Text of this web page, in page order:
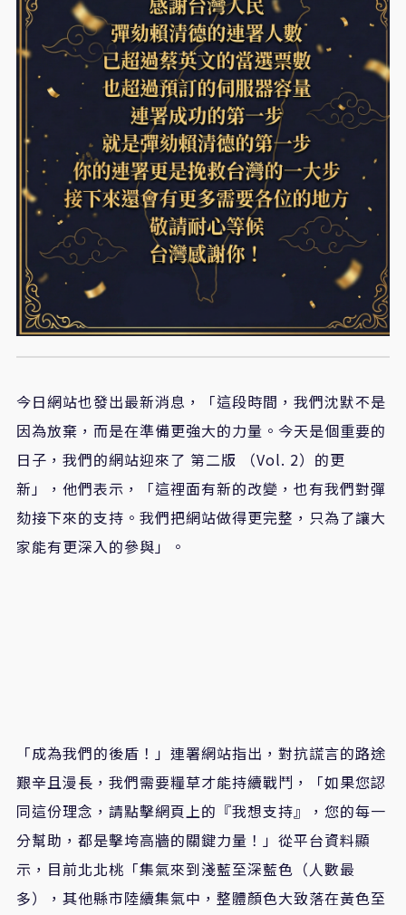
今日網站也發出最新消息，「這段時間，我們沈默不是
因為放棄，而是在準備更強大的力量。今天是個重要的
日子，我們的網站迎來了 第二版 （Vol. 2）的更
新」，他們表示，「這裡面有新的改變，也有我們對彈
劾接下來的支持。我們把網站做得更完整，只為了讓大
家能有更深入的參與」。
「成為我們的後盾！」連署網站指出，對抗謊言的路途
艱辛且漫長，我們需要糧草才能持續戰鬥，「如果您認
同這份理念，請點擊網頁上的『我想支持』，您的每一
分幫助，都是擊垮高牆的關鍵力量！」從平台資料顯
示，目前北北桃「集氣來到淺藍至深藍色（人數最
多），其他縣市陸續集氣中，整體顏色大致落在黃色至